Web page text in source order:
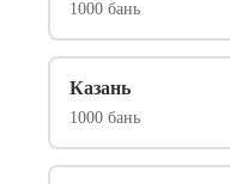
1000 бань
Казань
1000 бань